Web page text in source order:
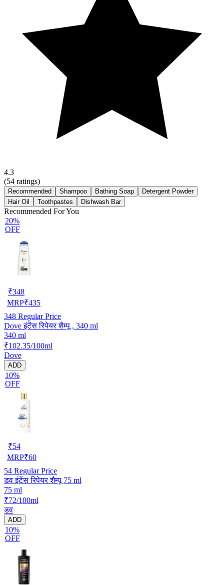
4.3
(54 ratings)
Recommended Shampoo Bathing Soap
Detergent Powder
Hair Oil
Toothpastes Dishwash Bar
Recommended For You
20%
OFF
₹348
MRP₹435
348 Regular Price
Dove इंटेंस रिपेयर शैम्पू , 340 ml
340 ml
₹102.35/100ml
Dove
ADD
10%
OFF
₹54
MRP₹60
54 Regular Price
डव इंटेंस रिपेयर शैम्पू 75 ml
75 ml
₹72/100ml
डव
ADD
10%
OFF